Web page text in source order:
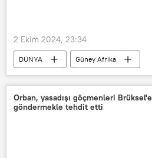
2 Ekim 2024, 23:34
DÜNYA
Güney Afrika
Pakistan
İsrail
Filistin
Lübnan
İran Ortadoğu
Orban, yasadışı göçmenleri Brüksel'e
göndermekle tehdit etti